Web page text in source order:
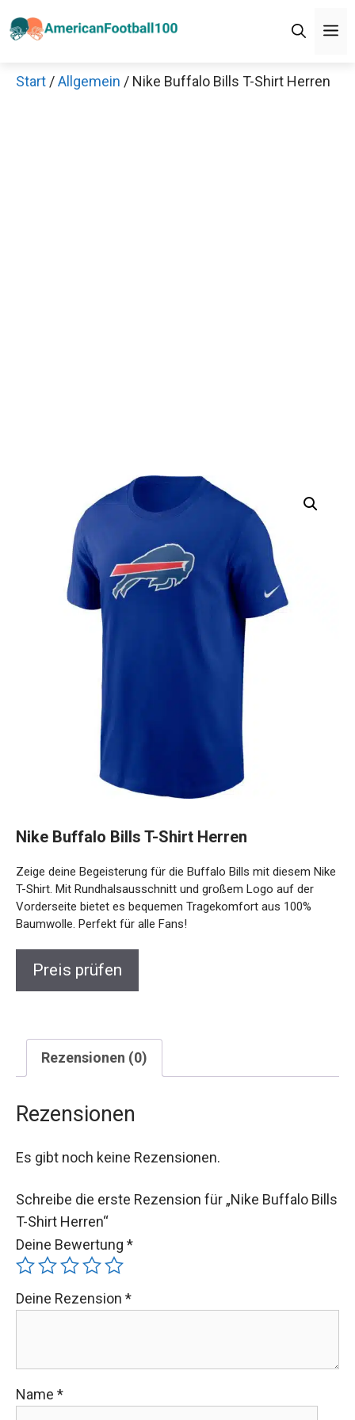
Inhalt
Start /Allgemein / Nike Buffalo Bills T-Shirt Herren
Nike Buffalo Bills T-Shirt Herren
Zeige deine Begeisterung für die Buffalo Bills mit diesem Nike
T-Shirt. Mit Rundhalsausschnitt und großem Logo auf der
Vorderseite bietet es bequemen Tragekomfort aus 100%
Baumwolle. Perfekt für alle Fans!
Preis prüfen
Rezensionen (0)
Rezensionen
Es gibt noch keine Rezensionen.
Schreibe die erste Rezension für „Nike Buffalo Bills
T-Shirt Herren“
Deine Bewertung *
Deine Rezension *
Name *